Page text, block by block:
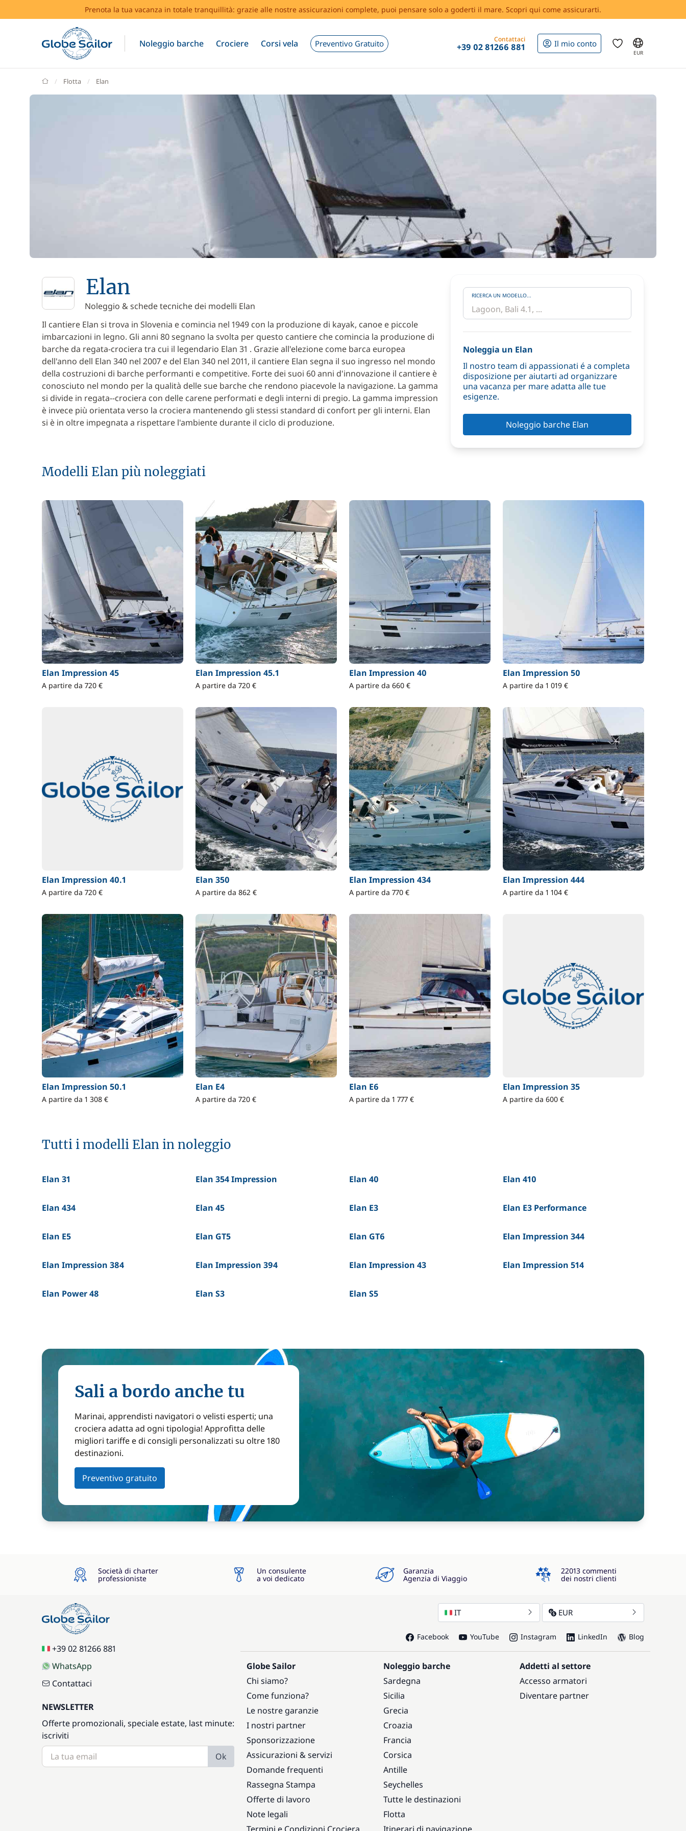
Prenota la tua vacanza in totale tranquillità: grazie alle nostre assicurazioni complete, puoi pensare solo a goderti il mare. Scopri qui come assicurarti.
Noleggio barche Crociere Corsi vela Preventivo Gratuito Contattaci
+39 02 81266 881 Il mio conto
EUR
GlobeSailor
Flotta Elan
Elan
Noleggio & schede tecniche dei modelli Elan
Il cantiere Elan si trova in Slovenia e comincia nel 1949 con la produzione di kayak, canoe e piccole
imbarcazioni in legno. Gli anni 80 segnano la svolta per questo cantiere che comincia la produzione di
barche da regata-crociera tra cui il legendario Elan 31 . Grazie all'elezione come barca europea
dell'anno dell Elan 340 nel 2007 e del Elan 340 nel 2011, il cantiere Elan segna il suo ingresso nel mondo
della costruzioni di barche performanti e competitive. Forte dei suoi 60 anni d'innovazione il cantiere è
conosciuto nel mondo per la qualità delle sue barche che rendono piacevole la navigazione. La gamma
si divide in regata--crociera con delle carene performati e degli interni di pregio. La gamma impression
è invece più orientata verso la crociera mantenendo gli stessi standard di confort per gli interni. Elan
si è in oltre impegnata a rispettare l'ambiente durante il ciclo di produzione.
RICERCA UN MODELLO...
Noleggia un Elan
Il nostro team di appassionati é a completa
disposizione per aiutarti ad organizzare
una vacanza per mare adatta alle tue
esigenze.
Noleggio barche Elan
Modelli Elan più noleggiati
Elan Impression 45
A partire da 720 €
Elan Impression 45.1
A partire da 720 €
Elan Impression 40
A partire da 660 €
Elan Impression 50
A partire da 1 019 €
Elan Impression 40.1
A partire da 720 €
Elan 350
A partire da 862 €
Elan Impression 434
A partire da 770 €
Elan Impression 444
A partire da 1 104 €
Elan Impression 50.1
A partire da 1 308 €
Elan E4
A partire da 720 €
Elan E6
A partire da 1 777 €
Elan Impression 35
A partire da 600 €
Tutti i modelli Elan in noleggio
Elan 31 Elan 354 Impression Elan 40 Elan 410
Elan 434 Elan 45 Elan E3 Elan E3 Performance
Elan E5 Elan GT5 Elan GT6 Elan Impression 344
Elan Impression 384 Elan Impression 394 Elan Impression 43 Elan Impression 514
Elan Power 48 Elan S3 Elan S5
Sali a bordo anche tu
Marinai, apprendisti navigatori o velisti esperti; una
crociera adatta ad ogni tipologia! Approfitta delle
migliori tariffe e di consigli personalizzati su oltre 180
destinazioni.
Preventivo gratuito
Società di charter
professioniste
Un consulente
a voi dedicato
Garanzia
Agenzia di Viaggio
4.3
22013 commenti
dei nostri clienti
+39 02 81266 881
WhatsApp
Contattaci
NEWSLETTER
Offerte promozionali, speciale estate, last minute:
iscriviti
Ok
IT EUR
Facebook YouTube Instagram LinkedIn Blog
Globe Sailor
Chi siamo?
Come funziona?
Le nostre garanzie
I nostri partner
Sponsorizzazione
Assicurazioni & servizi
Domande frequenti
Rassegna Stampa
Offerte di lavoro
Note legali
Noleggio barche
Sardegna
Sicilia
Grecia
Croazia
Francia
Corsica
Antille
Seychelles
Tutte le destinazioni
Flotta
Addetti al settore
Accesso armatori
Diventare partner